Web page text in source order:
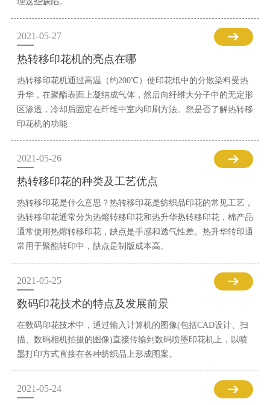
2021-05-27
热转移印花机的亮点在哪
热转移印花机通过高温（约200℃）使印花纸中的分散染料受热
升华，在聚酯表面上凝结成气体，然后向纤维大分子中的无定形
区渗透，冷却后固定在纤维中室内印刷方法。您是否了解热转移
印花机的功能
2021-05-26
热转移印花的种类及工艺优点
热转移印花是什么意思？热转移印花是纺织品印花的常见工艺，
热转移印花通常分为热熔转移印花和热升华热转移印花，棉产品
通常使用热熔转移印花，缺点是手感和透气性差。热升华转印通
常用于聚酯转印中，缺点是制版成本高。
2021-05-25
数码印花技术的特点及发展前景
在数码印花技术中，通过输入计算机的图像(包括CAD设计、扫
描、数码相机拍摄的图像)直接传输到数码喷墨印花机上，以喷
墨打印方式直接在各种纺织品上形成图案。
2021-05-24